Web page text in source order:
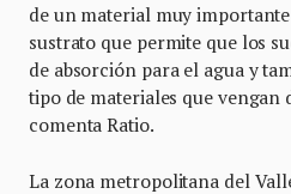
de un material muy
sustrato que permite que los
de absorción para el agua y
tipo de materiales que vengan
comenta Ratio.
La zona metropolitana del